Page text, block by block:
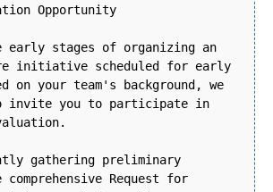
Opportunity
early stages of organizing an
initiative scheduled for early
on your team's background, we
invite you to participate in
gathering preliminary
Request for